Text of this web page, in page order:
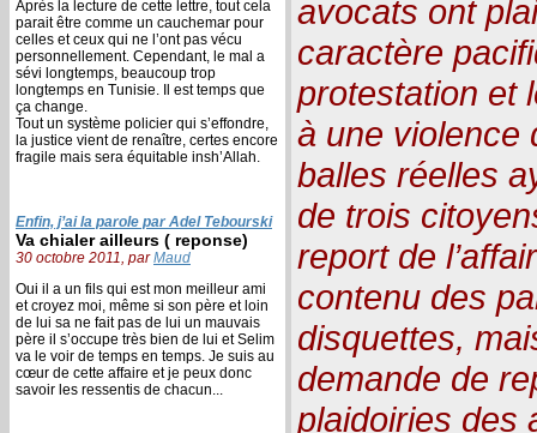
Après la lecture de cette lettre, tout cela
parait être comme un cauchemar pour
celles et ceux qui ne l’ont pas vécu
personnellement. Cependant, le mal a
sévi longtemps, beaucoup trop
longtemps en Tunisie. Il est temps que
ça change.
Tout un système policier qui s’effondre,
la justice vient de renaître, certes encore
fragile mais sera équitable insh’Allah.
Enfin, j’ai la parole par Adel Tebourski
Va chialer ailleurs ( reponse)
30 octobre 2011, parMaud
Oui il a un fils qui est mon meilleur ami
et croyez moi, même si son père et loin
de lui sa ne fait pas de lui un mauvais
père il s’occupe très bien de lui et Selim
va le voir de temps en temps. Je suis au
cœur de cette affaire et je peux donc
savoir les ressentis de chacun...
avocats ont
caractère
protestation et
à une violence
balles réelles
de trois
report de
contenu des
disquettes,
demande de
plaidoiries des